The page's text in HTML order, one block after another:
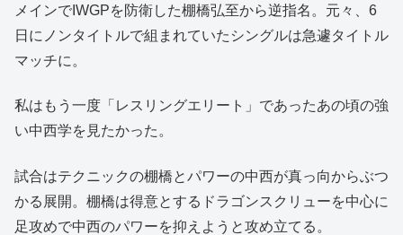
メインでIWGPを防衛した棚橋弘至から逆指名。元々、6
日にノンタイトルで組まれていたシングルは急遽タイトル
マッチに。
私はもう一度「レスリングエリート」であったあの頃の強
い中西学を見たかった。
試合はテクニックの棚橋とパワーの中西が真っ向からぶつ
かる展開。棚橋は得意とするドラゴンスクリューを中心に
足攻めで中西のパワーを抑えようと攻め立てる。